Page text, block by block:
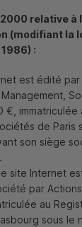
relative à
(modifiant la
:
est édité
,
€, immatriculée
de Paris
son siège
site Internet
par
au
sous le